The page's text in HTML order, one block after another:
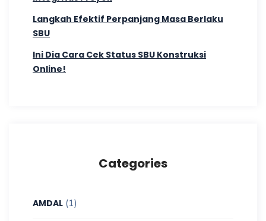
Langkah Efektif Perpanjang Masa Berlaku
SBU
Ini Dia Cara Cek Status SBU Konstruksi
Online!
Categories
AMDAL (1)